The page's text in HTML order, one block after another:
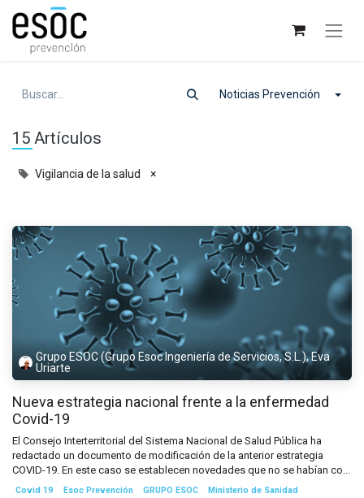
Noticias Prevención
15 Artículos
Vigilancia de la salud ×
Grupo ESOC (Grupo Esoc Ingeniería de Servicios, S.L.), Eva
Uriarte
Nueva estrategia nacional frente a la enfermedad
Covid-19
El Consejo Interterritorial del Sistema Nacional de Salud Pública ha
redactado un documento de modificación de la anterior estrategia
COVID-19. En este caso se establecen novedades que no se habían co...
Covid 19 Esoc Prevención GRUPO ESOC
Ministerio de Sanidad